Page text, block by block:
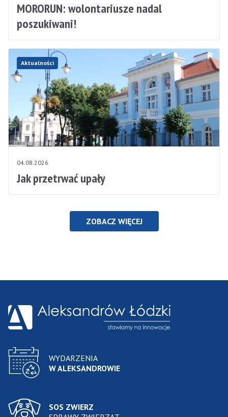
MORORUN: wolontariusze nadal
poszukiwani!
Aktualności
04.08.2026
Jak przetrwać upały
ZOBACZ WIĘCEJ
WYDARZENIA
W ALEKSANDROWIE
SOS ZWIERZ